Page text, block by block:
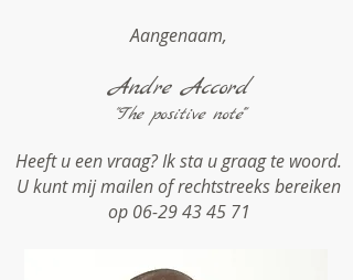
Aangenaam,
Andre Accord
"The positive note'"
Heeft u een vraag?Ik sta u graag te woord.
U kunt mij mailen of rechtstreeks bereiken
op 06-29 43 45 71